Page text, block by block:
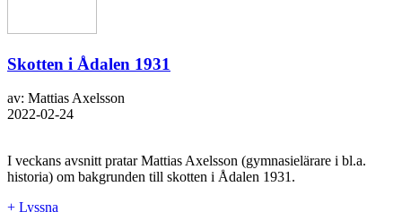
Skotten i Ådalen 1931
av: Mattias Axelsson
2022-02-24
I veckans avsnitt pratar Mattias Axelsson (gymnasielärare i bl.a.
historia) om bakgrunden till skotten i Ådalen 1931.
+ Lyssna